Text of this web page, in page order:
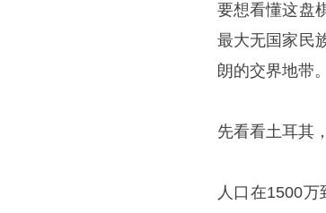
要想看懂这盘
最大无国家民
朗的交界地带。
先看看土耳其
人口在1500